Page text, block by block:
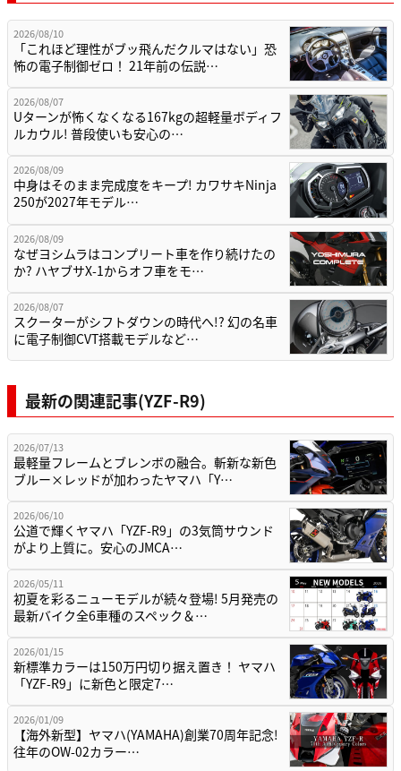
2026/08/10
「これほど理性がブッ飛んだクルマはない」恐
怖の電子制御ゼロ！ 21年前の伝説…
2026/08/07
Uターンが怖くなくなる167kgの超軽量ボディフ
ルカウル! 普段使いも安心の…
2026/08/09
中身はそのまま完成度をキープ! カワサキNinja
250が2027年モデル…
2026/08/09
なぜヨシムラはコンプリート車を作り続けたの
か? ハヤブサX-1からオフ車をモ…
2026/08/07
スクーターがシフトダウンの時代へ!? 幻の名車
に電子制御CVT搭載モデルなど…
最新の関連記事(YZF-R9)
2026/07/13
最軽量フレームとブレンボの融合。斬新な新色
ブルー×レッドが加わったヤマハ「Y…
2026/06/10
公道で輝くヤマハ「YZF-R9」の3気筒サウンド
がより上質に。安心のJMCA…
2026/05/11
初夏を彩るニューモデルが続々登場! 5月発売の
最新バイク全6車種のスペック＆…
2026/01/15
新標準カラーは150万円切り据え置き！ ヤマハ
「YZF-R9」に新色と限定7…
2026/01/09
【海外新型】ヤマハ(YAMAHA)創業70周年記念!
往年のOW-02カラー…